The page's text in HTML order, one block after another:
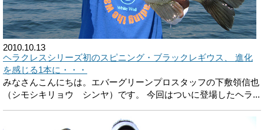
2010.10.13
ヘラクレスシリーズ初のスピニング・ブラックレギウス、 進化
を感じる1本に・・・
みなさんこんにちは。エバーグリーンプロスタッフの下敷領信也
（シモシキリョウ シンヤ）です。 今回はついに登場したヘラ...